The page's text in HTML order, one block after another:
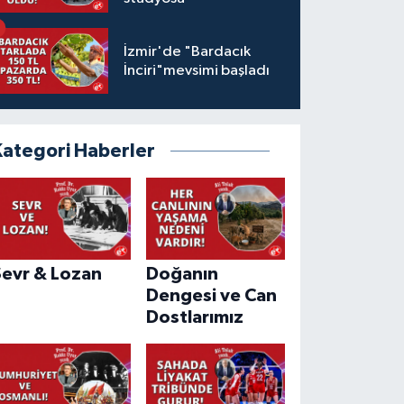
İzmir'de "Bardacık
İnciri"mevsimi başladı
Haberler
& Lozan
Doğanın
Dengesi ve Can
Dostlarımız